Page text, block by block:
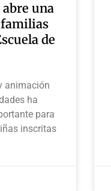
una
de
animación
ha
para
inscritas